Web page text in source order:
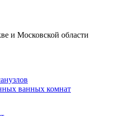
и Московской области
ванных комнат